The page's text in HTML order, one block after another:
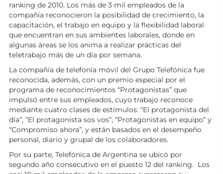
ranking de 2010. Los más de 3 mil empleados de la
compañía reconocieron la posibilidad de crecimiento, la
capacitación, el trabajo en equipo y la flexibilidad laboral
que encuentran en sus ambientes laborales, donde en
algunas áreas se los anima a realizar prácticas del
teletrabajo más de un día por semana.
La compañía de telefonía móvil del Grupo Telefónica fue
reconocida, además, con un premio especial por el
programa de reconocimientos “Protagonistas” que
impulsó entre sus empleados, cuyo trabajo reconoce
mediante cuatro clases de estímulos: “El protagonista del
día”, “El protagonista sos vos”, “Protagonistas en equipo” y
“Compromiso ahora”, y están basados en el desempeño
personal, diario y grupal de los colaboradores.
Por su parte, Telefónica de Argentina se ubicó por
segundo año consecutivo en el puesto 12 del ranking. Los